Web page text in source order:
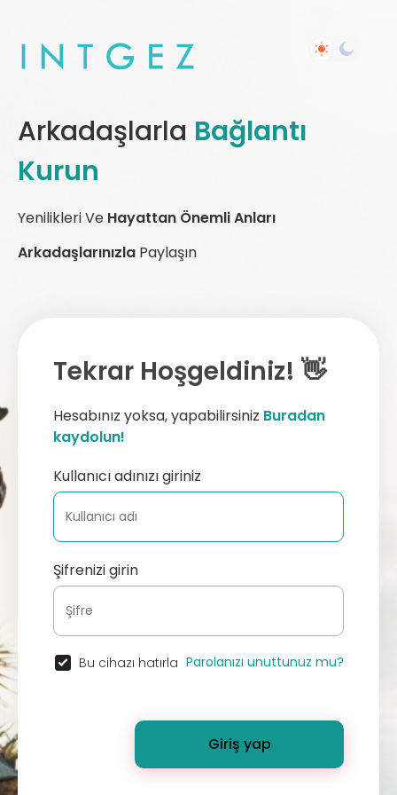
Arkadaşlarla Bağlantı
Kurun
Yenilikleri Ve Hayattan Önemli Anları
Arkadaşlarınızla Paylaşın
Tekrar Hoşgeldiniz! 👋
Hesabınız yoksa, yapabilirsiniz Buradan
kaydolun!
Kullanıcı adınızı giriniz
Şifrenizi girin
Bu cihazı hatırla Parolanızı unuttunuz mu?
Giriş yap